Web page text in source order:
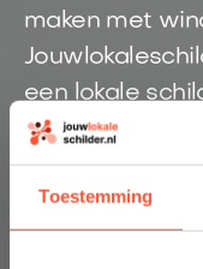
Toestemming
maken met
een lokale
kan
prijsindicatie
aan toe bent.